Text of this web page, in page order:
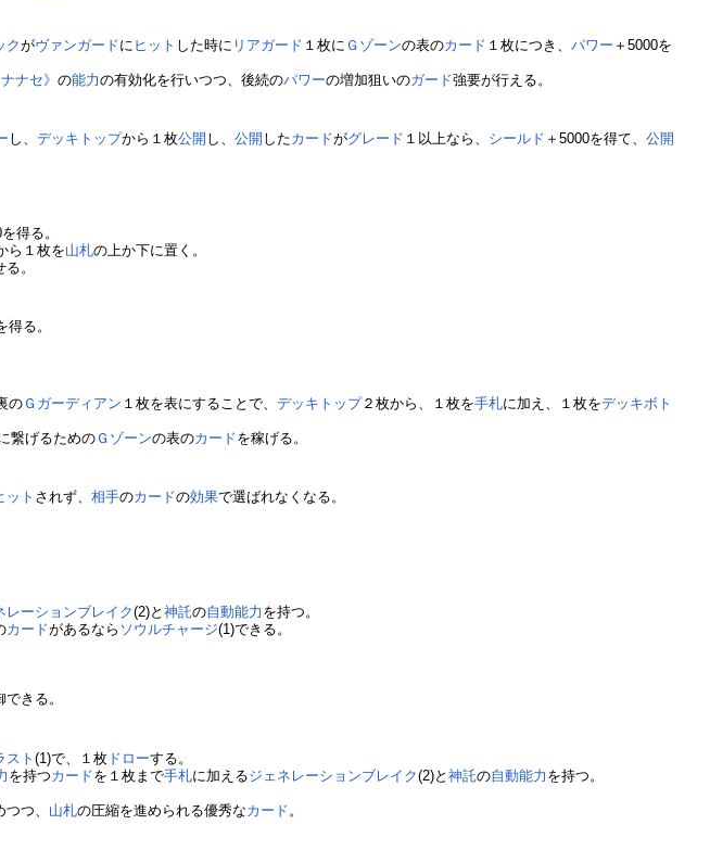
クがヴァンガードに ヒット した時に リアガード １枚に Ｇゾーンの表のカード １枚につき、パワー ＋5000を
ナナセ》の能力の有効化を行いつつ、後続のパワーの増加狙いのガード強要が行える。
し、デッキトップから１枚公開 し、公開 したカードがグレード １以上なら、 シールド ＋5000を得て、公開
得る。
ら１枚を山札の上か下に置く。
。
得る。
のＧガーディアン １枚を表にすることで、デッキトップ２枚から、１枚を手札に加え、１枚をデッキボト
繋げるためのＧゾーンの表のカードを稼げる。
ット されず、相手のカードの効果で選ばれなくなる。
レーションブレイク(2)と神託の自動能力 を持つ。
カードがあるなら ソウルチャージ(1)できる。
きる。
スト(1)で、１枚 ドローする。
を持つカードを１枚まで手札に加えるジェネレーションブレイク(2)と神託の自動能力 を持つ。
つ、 山札の圧縮を進められる優秀なカード 。